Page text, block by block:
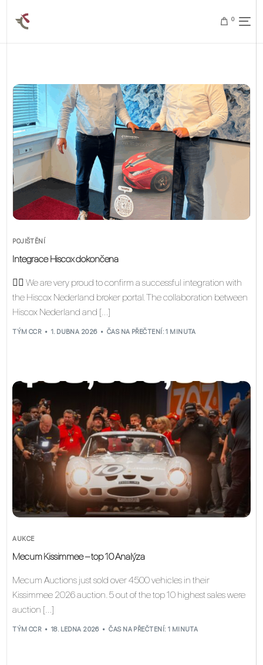
0
POJIŠTĚNÍ
Integrace Hiscox dokončena
👉🏼 We are very proud to confirm a successful integration with
the Hiscox Nederland broker portal. The collaboration between
Hiscox Nederland and […]
TÝM CCR 1. DUBNA 2026 ČAS NA PŘEČTENÍ: 1 MINUTA
AUKCE
Mecum Kissimmee – top 10 Analýza
Mecum Auctions just sold over 4500 vehicles in their
Kissimmee 2026 auction. 5 out of the top 10 highest sales were
auction […]
TÝM CCR 18. LEDNA 2026 ČAS NA PŘEČTENÍ: 1 MINUTA